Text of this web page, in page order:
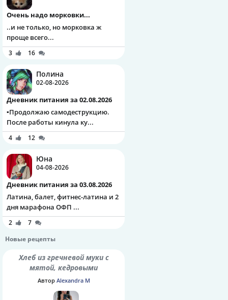
Очень надо морковки...
..и не только, но морковка ж
проще всего...
3 16
Полина
02-08-2026
Дневник питания за 02.08.2026
▪️Продолжаю самодеструкцию.
После работы кинула ку...
4 12
Юна
04-08-2026
Дневник питания за 03.08.2026
Латина, балет, фитнес-латина и 2
дня марафона ОФП ...
2
7
Новые рецепты
Хлеб из гречневой муки с
мятой, кедровыми
орешками и семенами
Автор Alexandra M